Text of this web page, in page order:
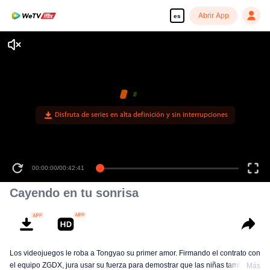
es Abrir App
Disfruta de series en alta definición y sin interrupciones
00:00:00/00:42:41
Cayendo en tu sonrisa
Los videojuegos le roba a Tongyao su primer amor. Firmando el contrato con
el equipo ZGDX, jura usar su fuerza para demostrar que las niñas tambiénMás